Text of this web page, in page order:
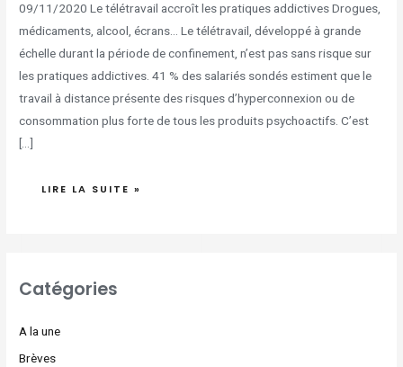
09/11/2020 Le télétravail accroît les pratiques addictives Drogues,
médicaments, alcool, écrans… Le télétravail, développé à grande
échelle durant la période de confinement, n’est pas sans risque sur
les pratiques addictives. 41 % des salariés sondés estiment que le
travail à distance présente des risques d’hyperconnexion ou de
consommation plus forte de tous les produits psychoactifs. C’est
[…]
LIRE LA SUITE »
Catégories
A la une
Brèves